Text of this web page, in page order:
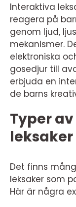
Interaktiva
reagera på
genom ljud,
mekanismer.
elektroniska
gosedjur till
erbjuda en
de barns
Typer
leksaker
Det finns
leksaker som
Här är några